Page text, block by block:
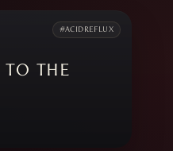
#ACIDREFLUX
TO THE